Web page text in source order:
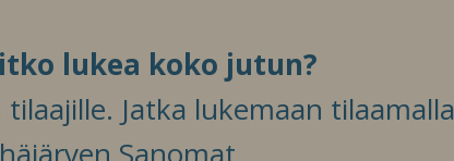
lukea koko jutun?
Jatka lukemaan tilaamalla